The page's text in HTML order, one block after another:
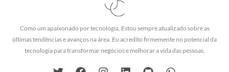
Como um apaixonado por tecnologia, Estou sempre atualizado sobre as
últimas tendências e avanços na área. Eu acredito firmemente no potencial da
tecnologia para transformar negócios e melhorar a vida das pessoas.